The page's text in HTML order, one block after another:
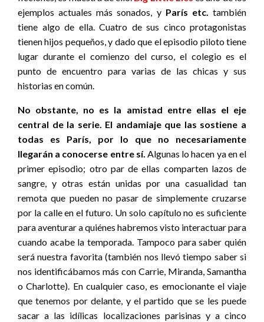
ejemplos actuales más sonados, y París etc. también
tiene algo de ella. Cuatro de sus cinco protagonistas
tienen hijos pequeños, y dado que el episodio piloto tiene
lugar durante el comienzo del curso, el colegio es el
punto de encuentro para varias de las chicas y sus
historias en común.
No obstante, no es la amistad entre ellas el eje
central de la serie. El andamiaje que las sostiene a
todas es París, por lo que no necesariamente
llegarán a conocerse entre sí. Algunas lo hacen ya en el
primer episodio; otro par de ellas comparten lazos de
sangre, y otras están unidas por una casualidad tan
remota que pueden no pasar de simplemente cruzarse
por la calle en el futuro. Un solo capítulo no es suficiente
para aventurar a quiénes habremos visto interactuar para
cuando acabe la temporada. Tampoco para saber quién
será nuestra favorita (también nos llevó tiempo saber si
nos identificábamos más con Carrie, Miranda, Samantha
o Charlotte). En cualquier caso, es emocionante el viaje
que tenemos por delante, y el partido que se les puede
sacar a las idílicas localizaciones parisinas y a cinco